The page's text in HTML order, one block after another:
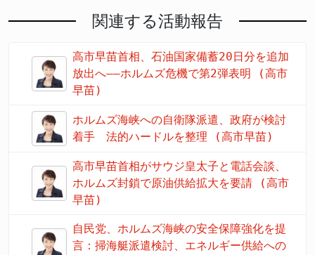
関連する活動報告
高市早苗首相、石油国家備蓄20日分を追加
放出へ――ホルムズ危機で第2弾表明 (高市
早苗)
ホルムズ海峡への自衛隊派遣、政府が検討
着手 法的ハードルを整理 (高市早苗)
高市早苗首相がサウジ皇太子と電話会談、
ホルムズ封鎖で原油供給拡大を要請 (高市
早苗)
自民党、ホルムズ海峡の安全保障強化を提
言：掃海艇派遣検討、エネルギー供給への